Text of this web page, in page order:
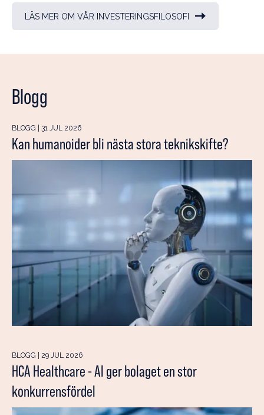
LÄS MER OM VÅR INVESTERINGSFILOSOFI
Blogg
BLOGG | 31 JUL 2026
Kan humanoider bli nästa stora teknikskifte?
BLOGG | 29 JUL 2026
HCA Healthcare - AI ger bolaget en stor
konkurrensfördel